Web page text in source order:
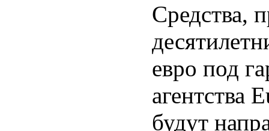
Средства,
евро под
агентства
будут